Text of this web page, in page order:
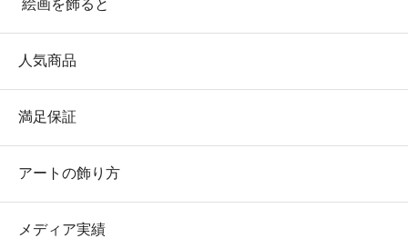
絵画を飾ると
人気商品
満足保証
アートの飾り方
メディア実績